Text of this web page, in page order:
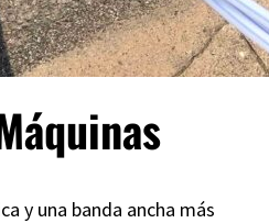
y una banda ancha más